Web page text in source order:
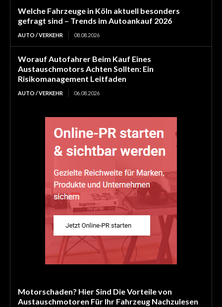
Welche Fahrzeuge in Köln aktuell besonders
gefragt sind – Trends im Autoankauf 2026
AUTO / VERKEHR 08.08.2026
Worauf Autofahrer Beim Kauf Eines
Austauschmotors Achten Sollten: Ein
Risikomanagement Leitfaden
AUTO / VERKEHR 06.08.2026
Motorschaden? Hier Sind Die Vorteile von
Austauschmotoren Für Ihr Fahrzeug Nachzulesen